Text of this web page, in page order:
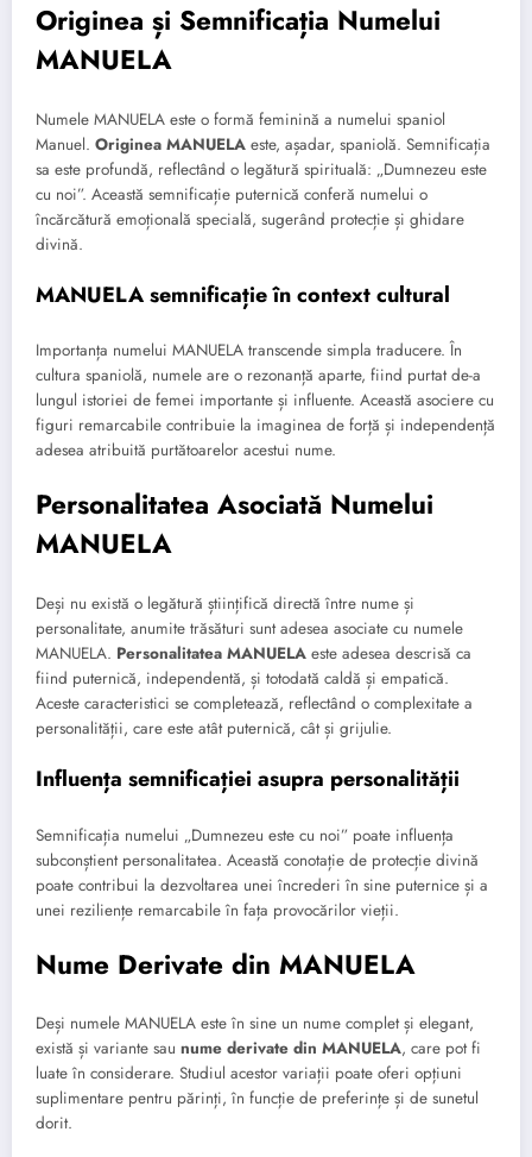
Originea și Semnificația Numelui
MANUELA
Numele MANUELA este o formă feminină a numelui spaniol
Manuel. Originea MANUELA este, așadar, spaniolă. Semnificația
sa este profundă, reflectând o legătură spirituală: „Dumnezeu este
cu noi”. Această semnificație puternică conferă numelui o
încărcătură emoțională specială, sugerând protecție și ghidare
divină.
MANUELA semnificație în context cultural
Importanța numelui MANUELA transcende simpla traducere. În
cultura spaniolă, numele are o rezonanță aparte, fiind purtat de-a
lungul istoriei de femei importante și influente. Această asociere cu
figuri remarcabile contribuie la imaginea de forță și independență
adesea atribuită purtătoarelor acestui nume.
Personalitatea Asociată Numelui
MANUELA
Deși nu există o legătură științifică directă între nume și
personalitate, anumite trăsături sunt adesea asociate cu numele
MANUELA. Personalitatea MANUELA este adesea descrisă ca
fiind puternică, independentă, și totodată caldă și empatică.
Aceste caracteristici se completează, reflectând o complexitate a
personalității, care este atât puternică, cât și grijulie.
Influența semnificației asupra personalității
Semnificația numelui „Dumnezeu este cu noi” poate influența
subconștient personalitatea. Această conotație de protecție divină
poate contribui la dezvoltarea unei încrederi în sine puternice și a
unei reziliențe remarcabile în fața provocărilor vieții.
Nume Derivate din MANUELA
Deși numele MANUELA este în sine un nume complet și elegant,
există și variante sau nume derivate din MANUELA, care pot fi
luate în considerare. Studiul acestor variații poate oferi opțiuni
suplimentare pentru părinți, în funcție de preferințe și de sunetul
dorit.